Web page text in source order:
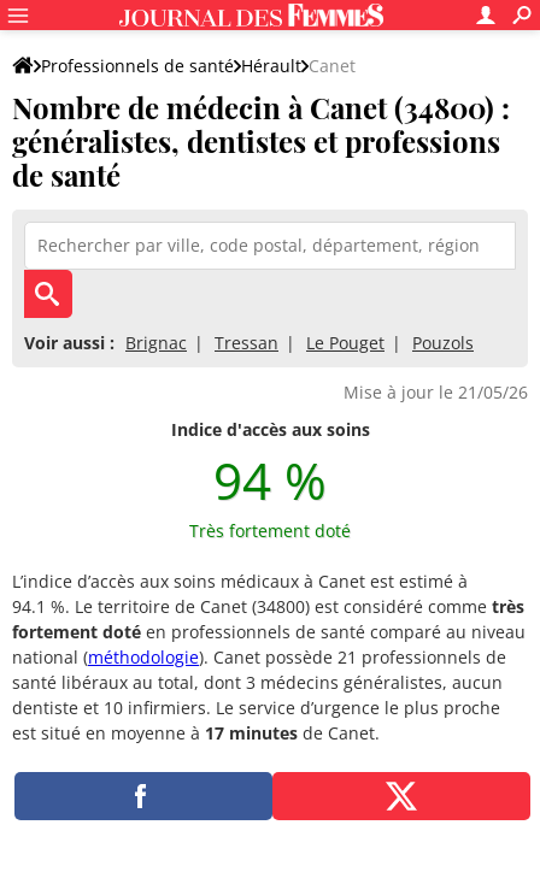
Professionnels de santé Hérault Canet
Nombre de médecin à Canet (34800) :
généralistes, dentistes et professions
de santé
Voir aussi : Brignac Tressan Le Pouget Pouzols
Mise à jour le 21/05/26
Indice d'accès aux soins
94 %
Très fortement doté
L’indice d’accès aux soins médicaux à Canet est estimé à
94.1 %. Le territoire de Canet (34800) est considéré comme très
fortement doté en professionnels de santé comparé au niveau
national (méthodologie). Canet possède 21 professionnels de
santé libéraux au total, dont 3 médecins généralistes, aucun
dentiste et 10 infirmiers. Le service d’urgence le plus proche
est situé en moyenne à 17 minutes de Canet.